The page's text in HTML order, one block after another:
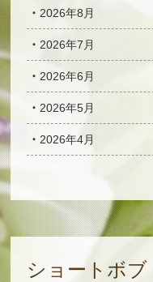
2026年8月
2026年7月
2026年6月
2026年5月
2026年4月
ショートボブ